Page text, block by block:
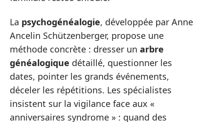
La psychogénéalogie, développée par Anne
Ancelin Schützenberger, propose une
méthode concrète : dresser un arbre
généalogique détaillé, questionner les
dates, pointer les grands événements,
déceler les répétitions. Les spécialistes
insistent sur la vigilance face aux «
anniversaires syndrome » : quand des